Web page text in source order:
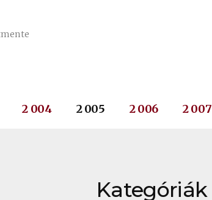
2 004 2 005 2 006 2 007
Kategóriák